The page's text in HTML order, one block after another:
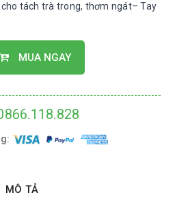
tách trà trong, thơm ngát– Tay
MUA NGAY
MÔ TẢ